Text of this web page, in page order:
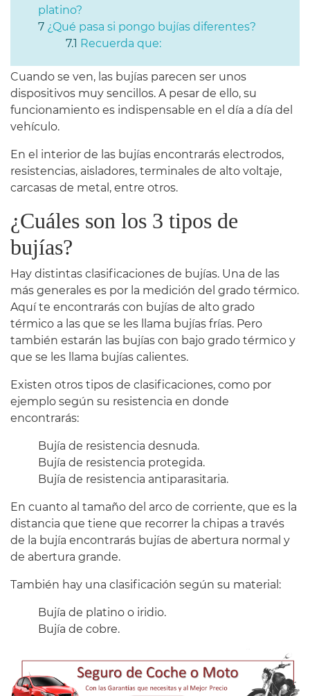
platino?
¿Qué pasa si pongo bujías diferentes?
Recuerda que:
Cuando se ven, las bujías parecen ser unos
dispositivos muy sencillos. A pesar de ello, su
funcionamiento es indispensable en el día a día del
vehículo.
En el interior de las bujías encontrarás electrodos,
resistencias, aisladores, terminales de alto voltaje,
carcasas de metal, entre otros.
¿Cuáles son los 3 tipos de
bujías?
Hay distintas clasificaciones de bujías. Una de las
más generales es por la medición del grado térmico.
Aquí te encontrarás con bujías de alto grado
térmico a las que se les llama bujías frías. Pero
también estarán las bujías con bajo grado térmico y
que se les llama bujías calientes.
Existen otros tipos de clasificaciones, como por
ejemplo según su resistencia en donde
encontrarás:
Bujía de resistencia desnuda.
Bujía de resistencia protegida.
Bujía de resistencia antiparasitaria.
En cuanto al tamaño del arco de corriente, que es la
distancia que tiene que recorrer la chipas a través
de la bujía encontrarás bujías de abertura normal y
de abertura grande.
También hay una clasificación según su material:
Bujía de platino o iridio.
Bujía de cobre.